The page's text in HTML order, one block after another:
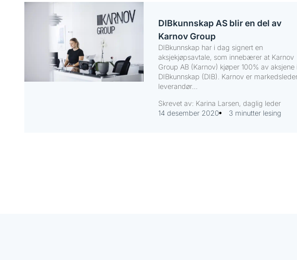
DIBkunnskap AS blir en del av
Karnov Group
DIBkunnskap har i dag signert en
aksjekjøpsavtale, som innebærer at Karnov
Group AB (Karnov) kjøper 100% av aksjene i
DIBkunnskap (DIB). Karnov er
leverandør...
Skrevet av: Karina Larsen, daglig leder
14 desember 2020
3 minutter lesing